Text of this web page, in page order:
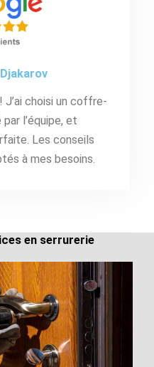
choisi un coffre-
l’équipe, et
Les conseils
à mes besoins.
en serrurerie